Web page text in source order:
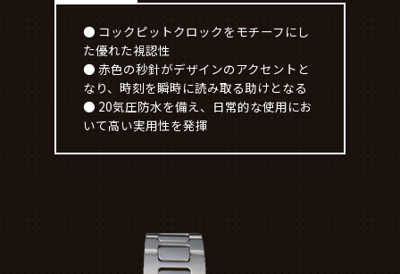
● コックピットクロックをモチーフにし
た優れた視認性
● 赤色の秒針がデザインのアクセントと
なり、時刻を瞬時に読み取る助けとなる
● 20気圧防水を備え、日常的な使用にお
いて高い実用性を発揮